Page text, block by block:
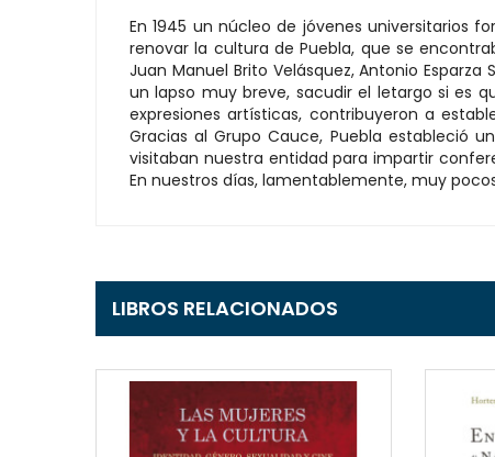
En 1945 un núcleo de jóvenes universitarios
renovar la cultura de Puebla, que se
Juan Manuel Brito Velásquez, Antonio
un lapso muy breve, sacudir el letargo si es
expresiones artísticas, contribuyeron a
Gracias al Grupo Cauce, Puebla estableció
visitaban nuestra entidad para impartir
En nuestros días, lamentablemente, muy
LIBROS RELACIONADOS